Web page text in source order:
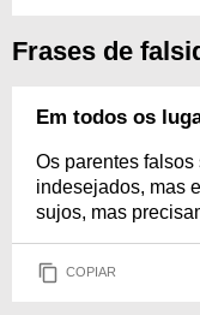
Frases de
Em todos os
Os parentes
indesejados, mas
sujos, mas
COPIAR